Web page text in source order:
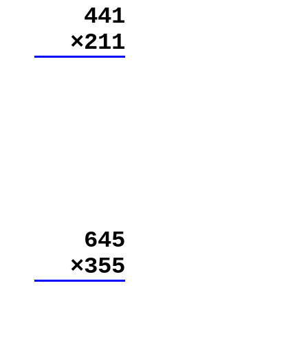
441
×211
645
×355